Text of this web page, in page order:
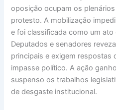
oposição ocupam os
protesto. A mobilização
e foi classificada como um
Deputados e senadores
principais e exigem respostas
impasse político. A ação
suspenso os trabalhos
de desgaste institucional.